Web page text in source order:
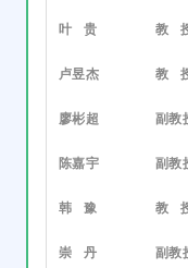
叶 贵 教
卢昱杰 教
廖彬超 副教
陈嘉宇 副教
韩 豫 教
崇 丹 副教